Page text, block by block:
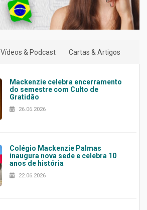
Vídeos & Podcast Cartas & Artigos
Mackenzie celebra encerramento
do semestre com Culto de
Gratidão
26.06.2026
Colégio Mackenzie Palmas
inaugura nova sede e celebra 10
anos de história
22.06.2026